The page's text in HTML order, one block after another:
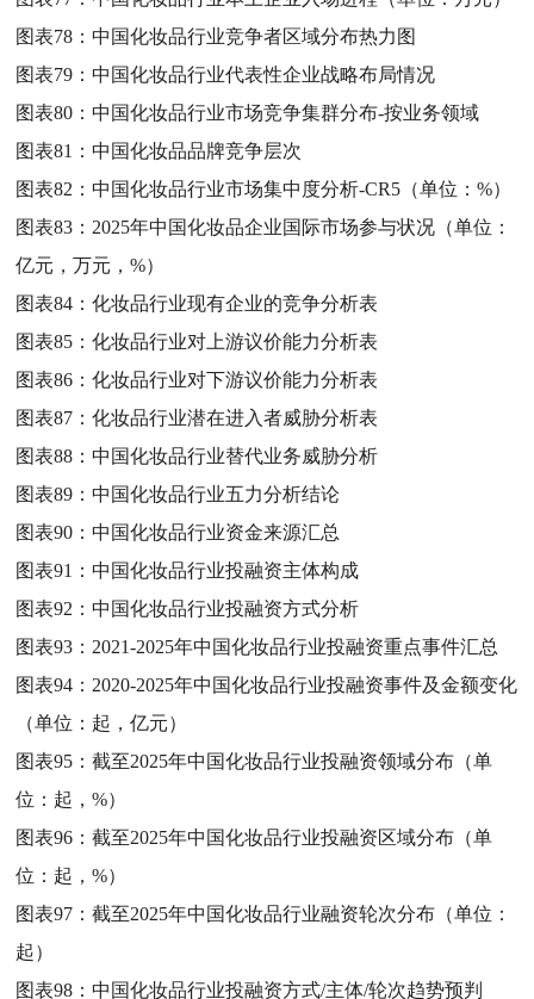
图表78：中国化妆品行业竞争者区域分布热力图
图表79：中国化妆品行业代表性企业战略布局情况
图表80：中国化妆品行业市场竞争集群分布-按业务领域
图表81：中国化妆品品牌竞争层次
图表82：中国化妆品行业市场集中度分析-CR5（单位：%）
图表83： 2025年中国化妆品企业国际市场参与状况（单位：
亿元，万元，%）
图表84：化妆品行业现有企业的竞争分析表
图表85：化妆品行业对上游议价能力分析表
图表86：化妆品行业对下游议价能力分析表
图表87：化妆品行业潜在进入者威胁分析表
图表88：中国化妆品行业替代业务威胁分析
图表89：中国化妆品行业五力分析结论
图表90：中国化妆品行业资金来源汇总
图表91：中国化妆品行业投融资主体构成
图表92：中国化妆品行业投融资方式分析
图表93： 2021-2025年中国化妆品行业投融资重点事件汇总
图表94： 2020-2025年中国化妆品行业投融资事件及金额变化
（单位：起，亿元）
图表95：截至2025年中国化妆品行业投融资领域分布（单
位：起，%）
图表96：截至2025年中国化妆品行业投融资区域分布（单
位：起，%）
图表97：截至2025年中国化妆品行业融资轮次分布（单位：
起）
图表98：中国化妆品行业投融资方式/主体/轮次趋势预判